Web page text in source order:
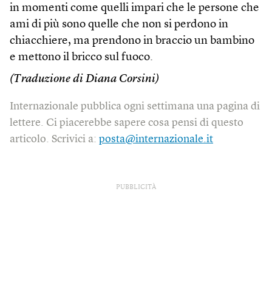
in momenti come quelli impari che le persone che
ami di più sono quelle che non si perdono in
chiacchiere, ma prendono in braccio un bambino
e mettono il bricco sul fuoco.
(Traduzione di Diana Corsini)
Internazionale pubblica ogni settimana una pagina di
lettere. Ci piacerebbe sapere cosa pensi di questo
articolo. Scrivici a: posta@internazionale.it
PUBBLICITÀ